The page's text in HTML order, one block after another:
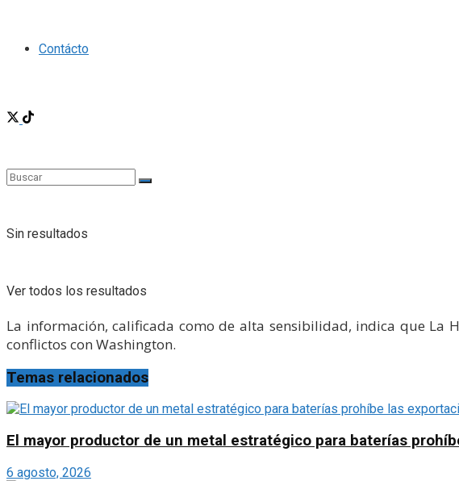
Contácto
Sin resultados
Ver todos los resultados
La información, calificada como de alta sensibilidad, indica que La
conflictos con Washington.
Temas relacionados
El mayor productor de un metal estratégico para baterías
6 agosto, 2026